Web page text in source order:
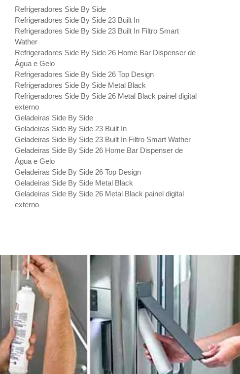
Refrigeradores Side By Side
Refrigeradores Side By Side 23 Built In
Refrigeradores Side By Side 23 Built In Filtro Smart
Wather
Refrigeradores Side By Side 26 Home Bar Dispenser de
Água e Gelo
Refrigeradores Side By Side 26 Top Design
Refrigeradores Side By Side Metal Black
Refrigeradores Side By Side 26 Metal Black painel digital
externo
Geladeiras Side By Side
Geladeiras Side By Side 23 Built In
Geladeiras Side By Side 23 Built In Filtro Smart Wather
Geladeiras Side By Side 26 Home Bar Dispenser de
Água e Gelo
Geladeiras Side By Side 26 Top Design
Geladeiras Side By Side Metal Black
Geladeiras Side By Side 26 Metal Black painel digital
externo